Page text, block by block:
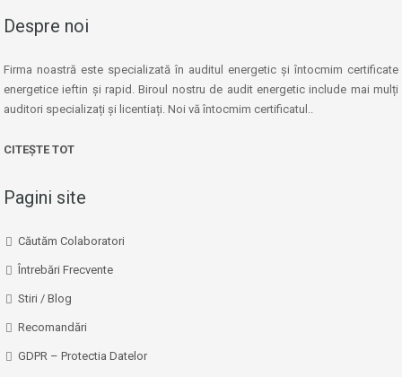
Despre noi
Firma noastră este specializată în auditul energetic și întocmim certificate
energetice ieftin și rapid. Biroul nostru de audit energetic include mai mulți
auditori specializați și licentiați. Noi vă întocmim certificatul..
CITEȘTE TOT
Pagini site
Căutăm Colaboratori
Întrebări Frecvente
Stiri / Blog
Recomandări
GDPR – Protectia Datelor